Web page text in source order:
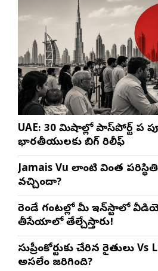
UAE: 30 నిమిషాల్లో పాస్‌పోర్ట్ పని
భారతీయులకు బిగ్ రిలీఫ్
Jamais Vu లాంటి వింత
వచ్చిందా?
రెండే గంటల్లో మీ ఇన్‌స్టాలో
తీసేయాలో తేల్చేస్తారు!
సుప్రీంకోర్టుకు చేరిన రైతులు Vs
అసలేం జరిగింది?